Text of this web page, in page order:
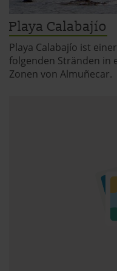
Playa Calabajío
Playa Calabajío ist
folgenden Stränden in
Zonen von Almuñecar.